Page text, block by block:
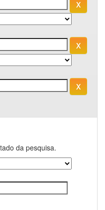
da pesquisa.